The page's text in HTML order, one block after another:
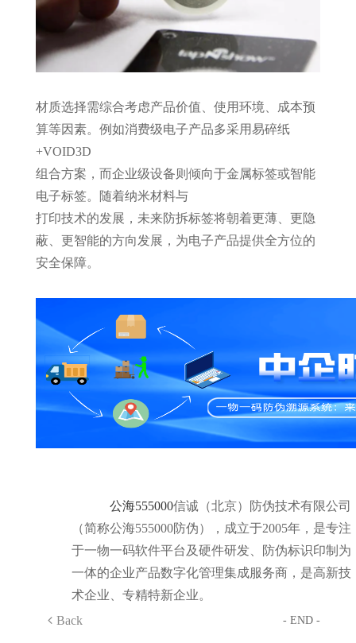
材质选择需综合考虑产品价值、使用环境、成本预
算等因素。例如消费级电子产品多采用易碎纸
+VOID
组合方案，而企业级设备则倾向于金属标签或智能
电子标签。随着纳米材料与
3D
打印技术的发展，未来防拆标签将朝着更薄、更隐
蔽、更智能的方向发展，为电子产品提供全方位的
安全保障。
公海555000信诚（北京）防伪技术有限公司
（简称公海555000防伪），成立于2005年，是专注
于一物一码软件平台及硬件研发、防伪标识印制为
一体的企业产品数字化管理集成服务商，是高新技
术企业、专精特新企业。
Back
- END -